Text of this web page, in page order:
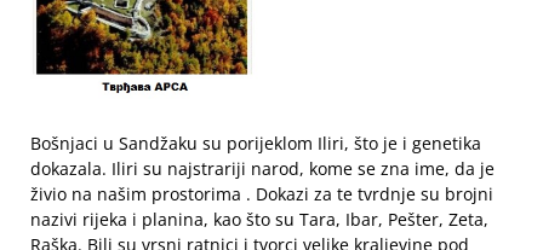
Bošnjaci u Sandžaku su porijeklom Iliri, što je i genetika
dokazala. Iliri su najstrariji narod, kome se zna ime, da je
živio na našim prostorima . Dokazi za te tvrdnje su brojni
nazivi rijeka i planina, kao što su Tara, Ibar, Pešter, Zeta,
Raška. Bili su vrsni ratnici i tvorci velike kraljevine pod